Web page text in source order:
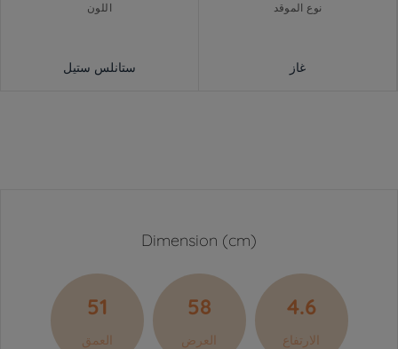
نوع الموقد
غاز
اللون
ستانلس ستيل
Dimension (cm)
4.6
الارتفاع
58
العرض
51
العمق